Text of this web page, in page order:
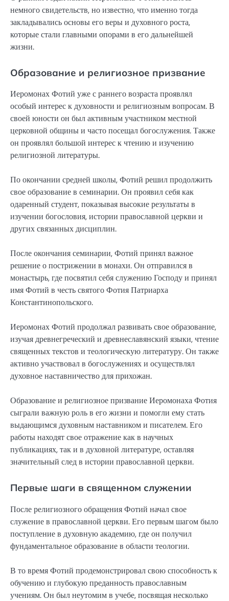
немного свидетельств, но известно, что именно тогда
закладывались основы его веры и духовного роста,
которые стали главными опорами в его дальнейшей
жизни.
Образование и религиозное призвание
Иеромонах Фотий уже с раннего возраста проявлял
особый интерес к духовности и религиозным вопросам. В
своей юности он был активным участником местной
церковной общины и часто посещал богослужения. Также
он проявлял большой интерес к чтению и изучению
религиозной литературы.
По окончании средней школы, Фотий решил продолжить
свое образование в семинарии. Он проявил себя как
одаренный студент, показывая высокие результаты в
изучении богословия, истории православной церкви и
других связанных дисциплин.
После окончания семинарии, Фотий принял важное
решение о пострижении в монахи. Он отправился в
монастырь, где посвятил себя служению Господу и принял
имя Фотий в честь святого Фотия Патриарха
Константинопольского.
Иеромонах Фотий продолжал развивать свое образование,
изучая древнегреческий и древнеславянский языки, чтение
священных текстов и теологическую литературу. Он также
активно участвовал в богослужениях и осуществлял
духовное наставничество для прихожан.
Образование и религиозное призвание Иеромонаха Фотия
сыграли важную роль в его жизни и помогли ему стать
выдающимся духовным наставником и писателем. Его
работы находят свое отражение как в научных
публикациях, так и в духовной литературе, оставляя
значительный след в истории православной церкви.
Первые шаги в священном служении
После религиозного обращения Фотий начал свое
служение в православной церкви. Его первым шагом было
поступление в духовную академию, где он получил
фундаментальное образование в области теологии.
В то время Фотий продемонстрировал свою способность к
обучению и глубокую преданность православным
учениям. Он был неутомим в учебе, посвящая несколько